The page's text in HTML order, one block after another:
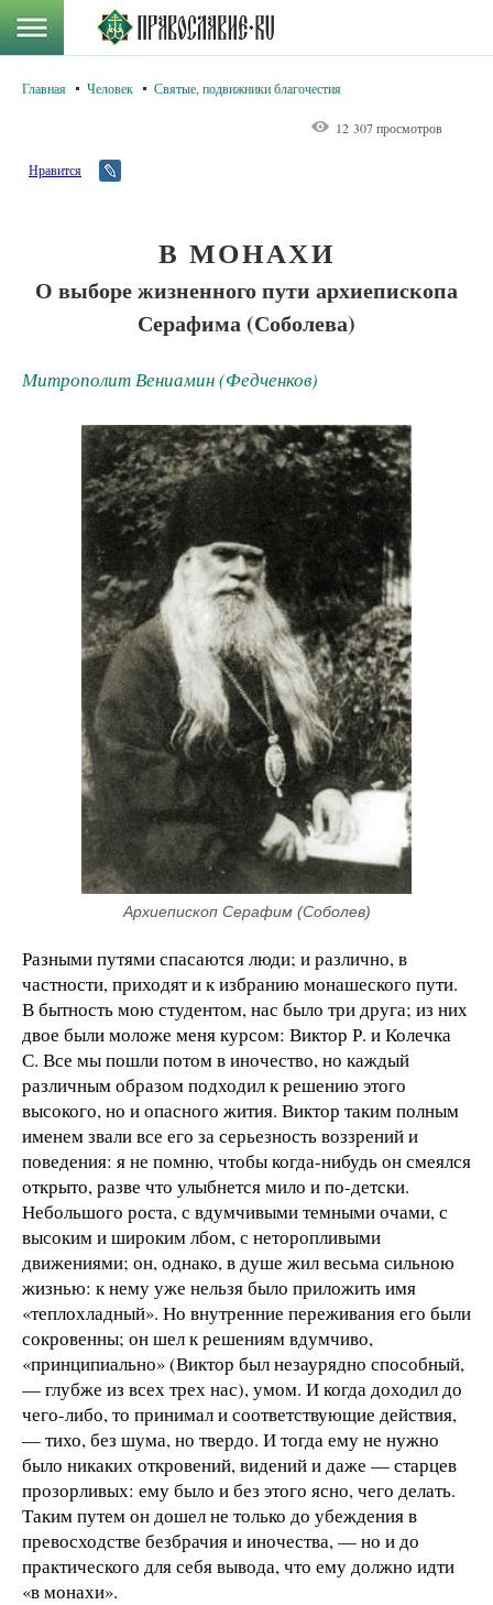
Главная Человек Святые, подвижники благочестия
12 307 просмотров
Нравится
В МОНАХИ
О выборе жизненного пути архиепископа
Серафима (Соболева)
Митрополит Вениамин (Федченков)
Архиепископ Серафим (Соболев)
Разными путями спасаются люди; и различно, в
частности, приходят и к избранию монашеского пути.
В бытность мою студентом, нас было три друга; из них
двое были моложе меня курсом: Виктор Р. и Колечка
С. Все мы пошли потом в иночество, но каждый
различным образом подходил к решению этого
высокого, но и опасного жития. Виктор таким полным
именем звали все его за серьезность воззрений и
поведения: я не помню, чтобы когда-нибудь он смеялся
открыто, разве что улыбнется мило и по-детски.
Небольшого роста, с вдумчивыми темными очами, с
высоким и широким лбом, с неторопливыми
движениями; он, однако, в душе жил весьма сильною
жизнью: к нему уже нельзя было приложить имя
«теплохладный». Но внутренние переживания его были
сокровенны; он шел к решениям вдумчиво,
«принципиально» (Виктор был незаурядно способный,
— глубже из всех трех нас), умом. И когда доходил до
чего-либо, то принимал и соответствующие действия,
— тихо, без шума, но твердо. И тогда ему не нужно
было никаких откровений, видений и даже — старцев
прозорливых: ему было и без этого ясно, чего делать.
Таким путем он дошел не только до убеждения в
превосходстве безбрачия и иночества, — но и до
практического для себя вывода, что ему должно идти
«в монахи».